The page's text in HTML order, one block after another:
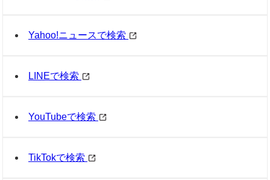
Yahoo!ニュースで検索
LINEで検索
YouTubeで検索
TikTokで検索